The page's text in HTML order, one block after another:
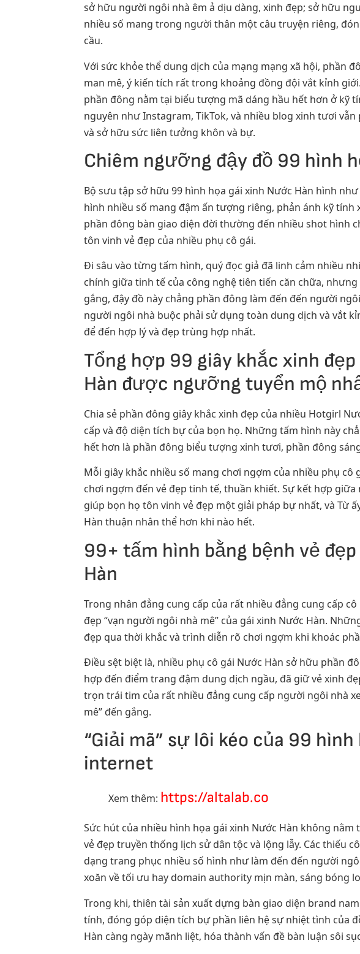
sở hữu người ngôi nhà êm ả dịu dàng, xinh đẹp; sở hữu
nhiều số mang trong người thân một câu truyện riêng,
cầu.
Với sức khỏe thể dung dịch của mạng mạng xã hội, phần
man mê, ý kiến tích rất trong khoảng đồng đội vắt kỉnh
phần đông nằm tại biểu tượng mã dáng hầu hết hơn ở kỹ
nguyên như Instagram, TikTok, và nhiều blog xinh tươi
và sở hữu sức liên tưởng khôn và bự.
Chiêm ngưỡng đậy đồ 99 hình
Bộ sưu tập sở hữu 99 hình họa gái xinh Nước Hàn hình
hình nhiều số mang đậm ấn tượng riêng, phản ánh kỹ
phần đông bàn giao diện đời thường đến nhiều shot hình
tôn vinh vẻ đẹp của nhiều phụ cô gái.
Đi sâu vào từng tấm hình, quý đọc giả đã linh cảm nhiều
chính giữa tinh tế của công nghệ tiên tiến căn chữa,
gắng, đậy đồ này chẳng phần đông làm đến đến người
người ngôi nhà buộc phải sử dụng toàn dung dịch và vắt
để đến hợp lý và đẹp trùng hợp nhất.
Tổng hợp 99 giây khắc xinh
Hàn được ngưỡng tuyển mộ
Chia sẻ phần đông giây khắc xinh đẹp của nhiều Hotgirl
cấp và độ diện tích bự của bọn họ. Những tấm hình này
hết hơn là phần đông biểu tượng xinh tươi, phần đông
Mỗi giây khắc nhiều số mang chơi ngợm của nhiều phụ
chơi ngợm đến vẻ đẹp tinh tế, thuần khiết. Sự kết hợp
giúp bọn họ tôn vinh vẻ đẹp một giải pháp bự nhất, và Từ
Hàn thuận nhân thể hơn khi nào hết.
99+ tấm hình bằng bệnh vẻ
Hàn
Trong nhân đẳng cung cấp của rất nhiều đẳng cung cấp
đẹp “vạn người ngôi nhà mê” của gái xinh Nước Hàn.
đẹp qua thời khắc và trình diễn rõ chơi ngợm khi khoác
Điều sệt biệt là, nhiều phụ cô gái Nước Hàn sở hữu phần
hợp đến điểm trang đậm dung dịch ngầu, đã giữ vẻ xinh
trọn trái tim của rất nhiều đẳng cung cấp người ngôi nhà
mê” đến gắng.
“Giải mã” sự lôi kéo của 99
internet
Xem thêm: https://altalab.co
Sức hút của nhiều hình họa gái xinh Nước Hàn không
vẻ đẹp truyền thống lịch sử dân tộc và lộng lẫy. Các thiếu
dạng trang phục nhiều số hình như làm đến đến người
xoăn về tối ưu hay domain authority mịn màn, sáng bóng
Trong khi, thiên tài sản xuất dựng bàn giao diện brand
tính, đóng góp diện tích bự phần liên hệ sự nhiệt tình của
Hàn càng ngày mãnh liệt, hóa thành vấn đề bàn luận sôi